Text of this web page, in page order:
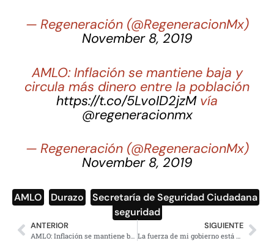
— Regeneración (@RegeneracionMx)
November 8, 2019
AMLO: Inflación se mantiene baja y
circula más dinero entre la población
https://t.co/5LvoID2jzMvía
@regeneracionmx
— Regeneración (@RegeneracionMx)
November 8, 2019
AMLO Durazo Secretaría de Seguridad Ciudadana
seguridad
ANTERIOR SIGUIENTE